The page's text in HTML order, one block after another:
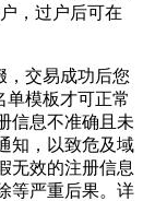
，过户后可在
，交易成功后您
单模板才可正常
信息不准确且未
知，以致危及域
无效的注册信息
等严重后果。详